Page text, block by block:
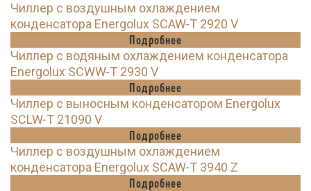
Чиллер с воздушным охлаждением
конденсатора Energolux SCAW-T 2920 V
Подробнее
Чиллер с водяным охлаждением конденсатора
Energolux SCWW-T 2930 V
Подробнее
Чиллер с выносным конденсатором Energolux
SCLW-T 21090 V
Подробнее
Чиллер с воздушным охлаждением
конденсатора Energolux SCAW-T 3940 Z
Подробнее